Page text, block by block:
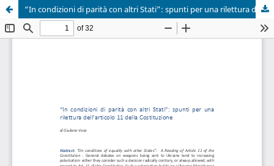
“In condizioni di parità con altri Stati”: spunti per una rilettura dell’articolo 11 della Costituzione